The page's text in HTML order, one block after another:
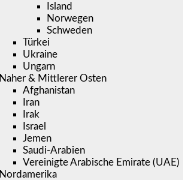
Island
Norwegen
Schweden
Türkei
Ukraine
Ungarn
Naher & Mittlerer Osten
Afghanistan
Iran
Irak
Israel
Jemen
Saudi-Arabien
Vereinigte Arabische Emirate (UAE)
Nordamerika